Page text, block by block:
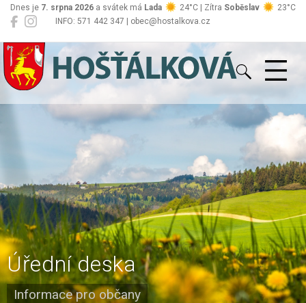
INFO: 571 442 347 | obec@hostalkova.cz
Dnes je 7. srpna 2026 a svátek má Lada 24°C | Zítra Soběslav 23°C
Hošťálková
Úřední deska
Informace pro občany